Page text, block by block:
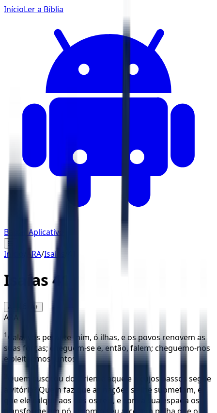
InícioLer a Bíblia
Baixar Aplicativo
☰
Início ARA/Isaías
Isaías 41
A- A+
ARA
1 Calai-vos perante mim, ó ilhas, e os povos renovem as
suas forças; cheguem-se e, então, falem; cheguemo-nos
e pleiteemos juntos.
Quem suscitou do Oriente aquele a cujos passos segue
a vitória? Quem faz que as nações se lhe submetam, e
que ele calque aos pés os reis, e com a sua espada os
transforme em pó, e com o seu arco, em palha que o